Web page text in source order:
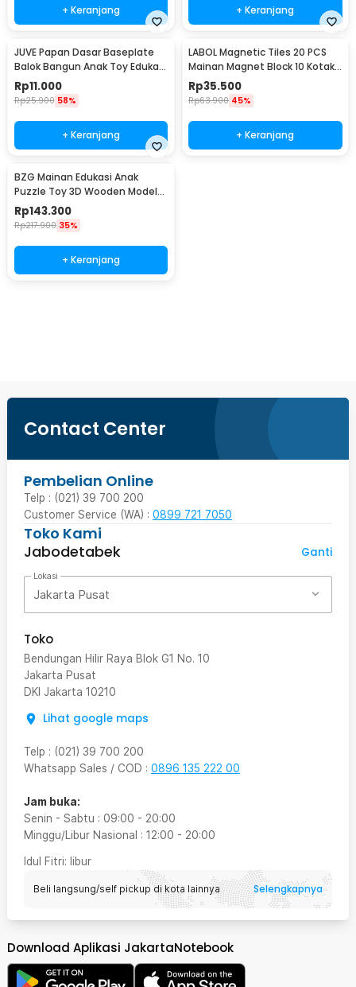
+ Keranjang + Keranjang
JUVE Papan Dasar Baseplate
Balok Bangun Anak Toy Edukasi
8x8cm 1 PCS - J-80
Rp11.000
Rp25.900 58%
+ Keranjang
LABOL Magnetic Tiles 20 PCS
Mainan Magnet Block 10 Kotak
10 Segitiga - L-1020
Rp35.500
Rp63.900 45%
+ Keranjang
BZG Mainan Edukasi Anak
Puzzle Toy 3D Wooden Model
Ferris Wheel - BG640
Rp143.300
Rp217.900 35%
+ Keranjang
Contact Center
Pembelian Online
Telp : (021) 39 700 200
Customer Service (WA) : 0899 721 7050
Toko Kami
Jabodetabek
Ganti
Lokasi
Jakarta Pusat
Toko
Bendungan Hilir Raya Blok G1 No. 10
Jakarta Pusat
DKI Jakarta 10210
Lihat google maps
Telp : (021) 39 700 200
Whatsapp Sales / COD : 0896 135 222 00
Jam buka:
Senin - Sabtu : 09:00 - 20:00
Minggu/Libur Nasional : 12:00 - 20:00
Idul Fitri: libur
Beli langsung/self pickup di kota lainnya Selengkapnya
Download Aplikasi JakartaNotebook